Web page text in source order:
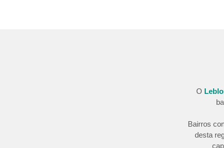
O
Bairros
desta